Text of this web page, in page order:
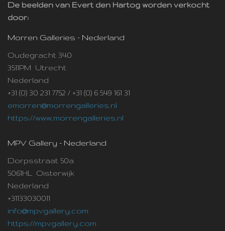
De beelden van Evert den Hartog worden verkocht
door:
Morren Galleries - Nederland
Oudegracht 340
3511PM Utrecht
Nederland
+31 (0) 30 231 7752 / +31 (0) 6 549 161 31
emorren@morrengalleries.nl
https://www.morrengalleries.nl
MPV Gallery - Nederland
Dorpsstraat 50a
5061HL Oisterwijk
Nederland
+31133030011
info@mpvgallery.com
https://mpvgallery.com